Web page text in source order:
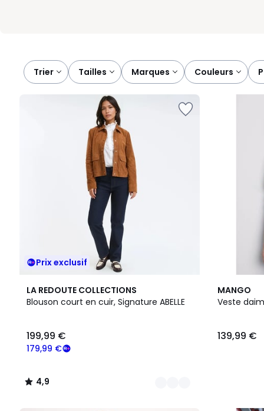
Trier tailles marques couleurs
Prix exclusif
LA REDOUTE COLLECTIONS
Blouson court en cuir, Signature ABELLE
€
souscrivez
programme
179,99 €
199,99 €
4,9
/ 5
2
Couleurs
4,9
/
MANGO
Veste
139,99 €